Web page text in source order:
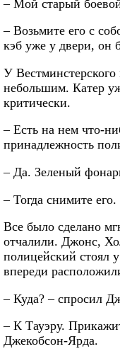
– Мой старый
– Возьмите его с
кэб уже у двери, он
У
небольшим. Катер
критически.
– Есть на нем что-
принадлежность
– Да. Зеленый
– Тогда снимите его.
Все было сделано
отчалили. Джонс,
полицейский стоял
впереди
– Куда? – спросил
– К Тауэру.
Джекобсон-Ярда.